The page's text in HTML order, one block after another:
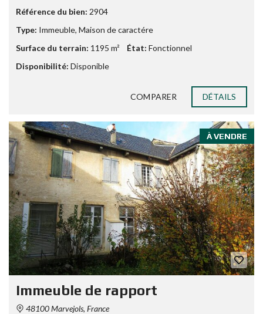
Référence du bien: 2904
Type: Immeuble, Maison de caractére
Surface du terrain: 1195 m² État: Fonctionnel
Disponibilité: Disponible
COMPARER DÉTAILS
À VENDRE
Immeuble de rapport
48100 Marvejols, France